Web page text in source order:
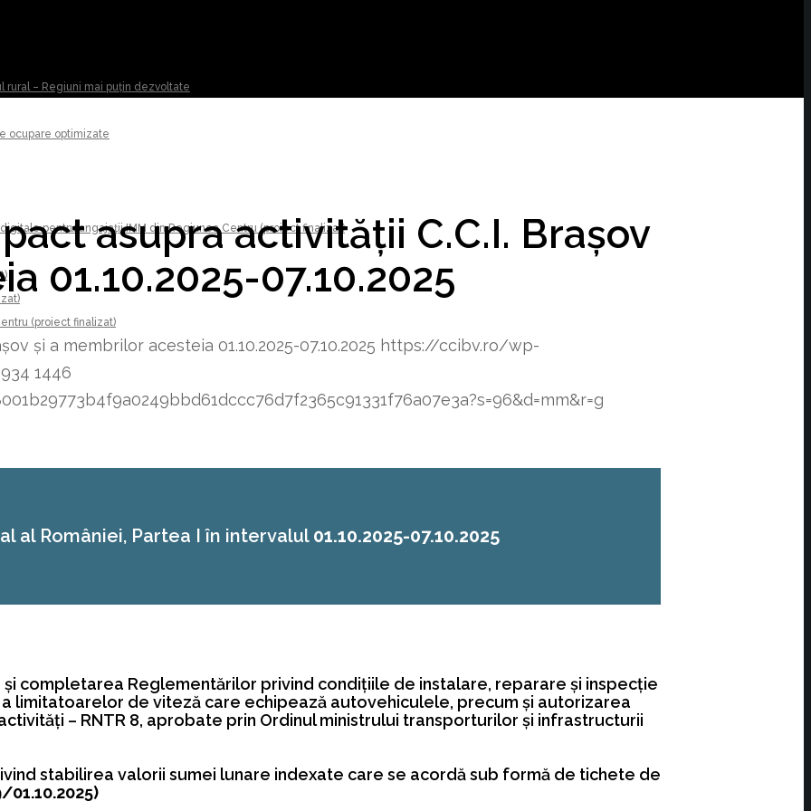
rural – Regiuni mai puțin dezvoltate
ocupare optimizate
pentru angajații IMM din Regiunea Centru (proiect finalizat)
(proiect finalizat)
asupra activității C.C.I. Brașov
01.10.2025-07.10.2025
și a membrilor acesteia 01.10.2025-07.10.2025 https://ccibv.ro/wp-
1446
al României, Partea I în intervalul 01.10.2025-07.10.2025
şi completarea Reglementărilor privind condiţiile de instalare, reparare şi inspecţie
limitatoarelor de viteză care echipează autovehiculele, precum şi autorizarea
– RNTR 8, aprobate prin Ordinul ministrului transporturilor şi infrastructurii
stabilirea valorii sumei lunare indexate care se acordă sub formă de tichete de
01.10.2025)